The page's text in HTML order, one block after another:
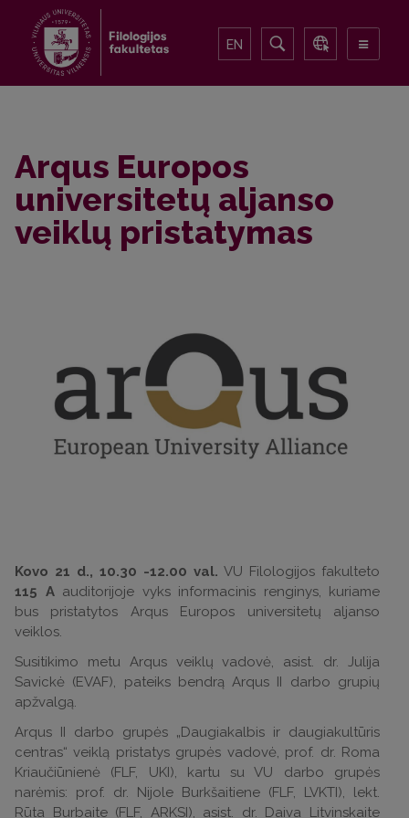
EN
Arqus Europos
universitetų aljanso
veiklų pristatymas
Kovo 21 d., 10.30 -12.00 val. VU Filologijos fakulteto
115 Aauditorijoje vyks informacinis renginys, kuriame
bus pristatytos Arqus Europos universitetų aljanso
veiklos.
Susitikimo metu Arqus veiklų vadovė, asist. dr. Julija
Savickė (EVAF), pateiks bendrą Arqus II darbo grupių
apžvalgą.
Arqus II darbo grupės „Daugiakalbis ir daugiakultūris
centras“ veiklą pristatys grupės vadovė, prof. dr. Roma
Kriaučiūnienė (FLF, UKI), kartu su VU darbo grupės
narėmis: prof. dr. Nijole Burkšaitiene (FLF, LVKTI), lekt.
Rūta Burbaite (FLF, ARKSI), asist. dr. Daiva Litvinskaite